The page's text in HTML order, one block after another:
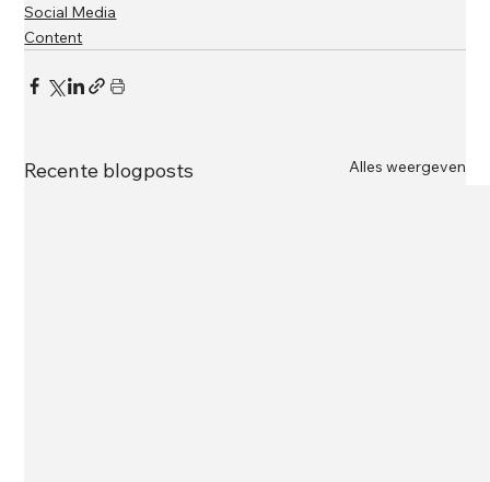
Social Media
Content
Recente blogposts Alles weergeven